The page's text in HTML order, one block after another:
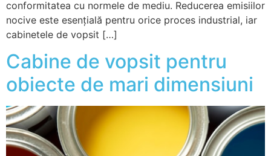
conformitatea cu normele de mediu. Reducerea emisiilor
nocive este esențială pentru orice proces industrial, iar
cabinetele de vopsit […]
Cabine de vopsit pentru
obiecte de mari dimensiuni